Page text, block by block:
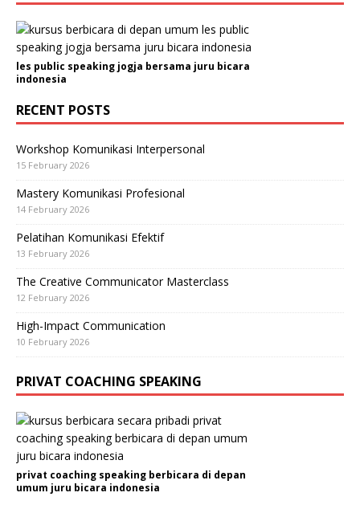
les public speaking jogja bersama juru bicara
indonesia
RECENT POSTS
Workshop Komunikasi Interpersonal
15 February 2026
Mastery Komunikasi Profesional
14 February 2026
Pelatihan Komunikasi Efektif
13 February 2026
The Creative Communicator Masterclass
12 February 2026
High-Impact Communication
10 February 2026
PRIVAT COACHING SPEAKING
privat coaching speaking berbicara di depan
umum juru bicara indonesia